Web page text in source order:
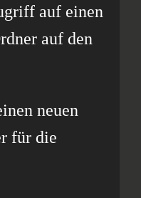
auf einen
auf den
neuen
für die